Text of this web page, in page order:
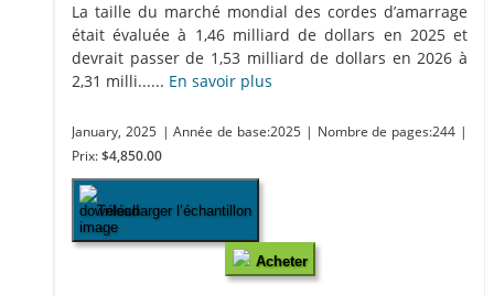
La taille du marché mondial des cordes d’amarrage
était évaluée à 1,46 milliard de dollars en 2025 et
devrait passer de 1,53 milliard de dollars en 2026 à
2,31 milli...... En savoir plus
January, 2025 | Année de base:2025 | Nombre de pages:244 |
Prix: $4,850.00
Télécharger l’échantillon
Acheter